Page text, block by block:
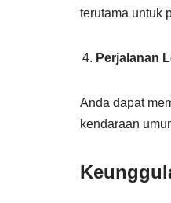
terutama untuk
Perjalanan
Anda dapat
kendaraan